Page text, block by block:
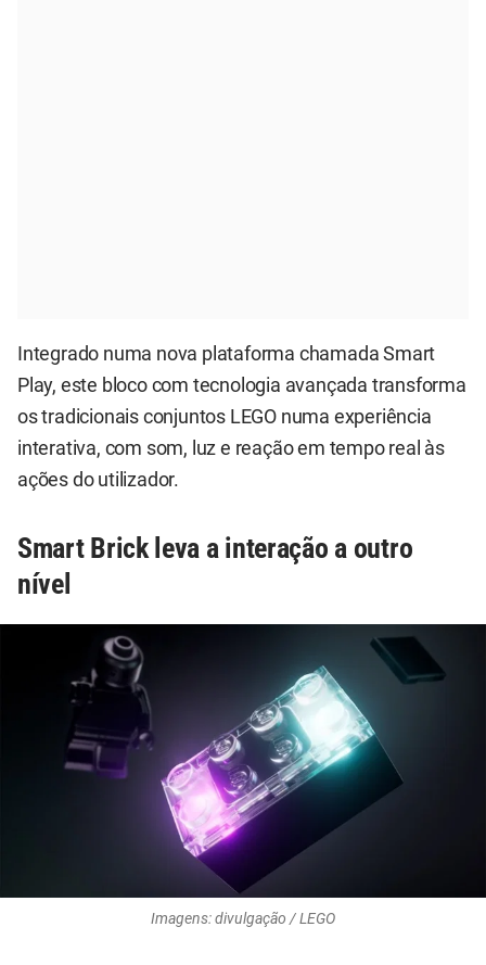
Integrado numa nova plataforma chamada Smart
Play, este bloco com tecnologia avançada transforma
os tradicionais conjuntos LEGO numa experiência
interativa, com som, luz e reação em tempo real às
ações do utilizador.
Smart Brick leva a interação a outro
nível
Imagens: divulgação / LEGO